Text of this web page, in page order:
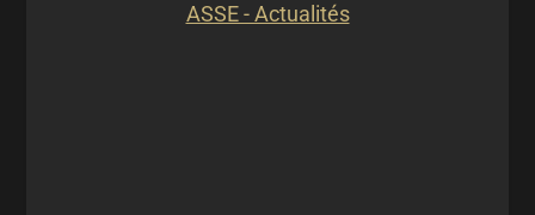
ASSE - Actualités